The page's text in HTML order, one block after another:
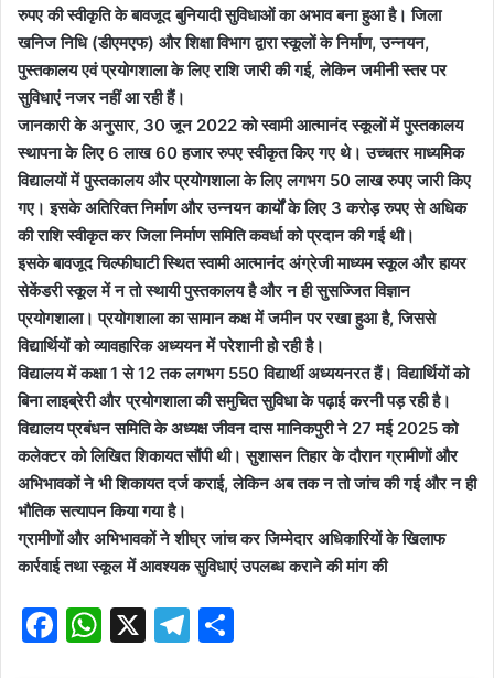
रुपए की स्वीकृति के बावजूद बुनियादी सुविधाओं का अभाव बना हुआ है। जिला
खनिज निधि (डीएमएफ) और शिक्षा विभाग द्वारा स्कूलों के निर्माण, उन्नयन,
पुस्तकालय एवं प्रयोगशाला के लिए राशि जारी की गई, लेकिन जमीनी स्तर पर
सुविधाएं नजर नहीं आ रही हैं।
जानकारी के अनुसार, 30 जून 2022 को स्वामी आत्मानंद स्कूलों में पुस्तकालय
स्थापना के लिए 6 लाख 60 हजार रुपए स्वीकृत किए गए थे। उच्चतर माध्यमिक
विद्यालयों में पुस्तकालय और प्रयोगशाला के लिए लगभग 50 लाख रुपए जारी किए
गए। इसके अतिरिक्त निर्माण और उन्नयन कार्यों के लिए 3 करोड़ रुपए से अधिक
की राशि स्वीकृत कर जिला निर्माण समिति कवर्धा को प्रदान की गई थी।
इसके बावजूद चिल्फीघाटी स्थित स्वामी आत्मानंद अंग्रेजी माध्यम स्कूल और हायर
सेकेंडरी स्कूल में न तो स्थायी पुस्तकालय है और न ही सुसज्जित विज्ञान
प्रयोगशाला। प्रयोगशाला का सामान कक्ष में जमीन पर रखा हुआ है, जिससे
विद्यार्थियों को व्यावहारिक अध्ययन में परेशानी हो रही है।
विद्यालय में कक्षा 1 से 12 तक लगभग 550 विद्यार्थी अध्ययनरत हैं। विद्यार्थियों को
बिना लाइब्रेरी और प्रयोगशाला की समुचित सुविधा के पढ़ाई करनी पड़ रही है।
विद्यालय प्रबंधन समिति के अध्यक्ष जीवन दास मानिकपुरी ने 27 मई 2025 को
कलेक्टर को लिखित शिकायत सौंपी थी। सुशासन तिहार के दौरान ग्रामीणों और
अभिभावकों ने भी शिकायत दर्ज कराई, लेकिन अब तक न तो जांच की गई और न ही
भौतिक सत्यापन किया गया है।
ग्रामीणों और अभिभावकों ने शीघ्र जांच कर जिम्मेदार अधिकारियों के खिलाफ
कार्रवाई तथा स्कूल में आवश्यक सुविधाएं उपलब्ध कराने की मांग की
F
W X
T